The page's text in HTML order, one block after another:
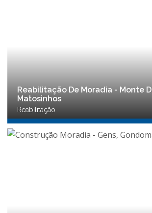
Reabilitação De Moradia - Monte
Matosinhos
Reabilitação